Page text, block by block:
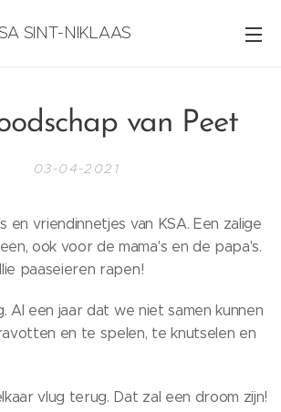
SINT-NIKLAAS
van Peet
03-04-2021
en vriendinnetjes van KSA. Een zalige
ook voor de mama's en de papa's.
paaseieren rapen!
Al een jaar dat we niet samen kunnen
en te spelen, te knutselen en
vlug terug. Dat zal een droom zijn!